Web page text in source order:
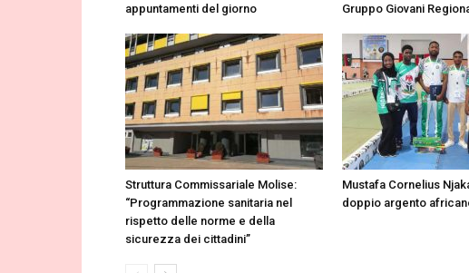
appuntamenti del giorno
Gruppo Giovani
Struttura Commissariale Molise:
“Programmazione sanitaria nel
rispetto delle norme e della
sicurezza dei cittadini”
Mustafa Cornelius
doppio argento